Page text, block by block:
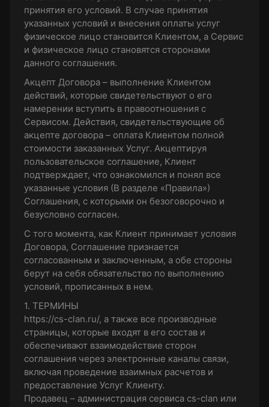
принятия его условий. В случае принятия
указанных условий и внесения оплаты услуг
физическое лицо становится Клиентом, а Сервис
и физическое лицо становятся сторонами
данного соглашения.
Акцепт Договора – выполнение Клиентом
действий, которые свидетельствуют о его
намерении вступить в правоотношения с
Сервисом. Действия, свидетельствующие об
акцепте договора – оплата Клиентом полной
стоимости заказанных Услуг. Акцептируя
пользовательское соглашение, Клиент
подтверждает, что ознакомился и понял все
указанные условия (В разделе «Правила»)
Соглашения, с которыми он безоговорочно и
безусловно согласен.
С того момента, как Клиент принимает условия
Договора, Соглашение признается
согласованным и заключенным, а обе стороны
берут на себя обязательство по выполнению
условий, прописанных в нем.
1. ТЕРМИНЫ
https://cs-clan.ru/, а также все производные
страницы, которые входят в его состав и
обеспечивают взаимодействие сторон
соглашения через электронные каналы связи,
включая проведение взаимных расчетов и
предоставление Услуг Клиенту.
Продавец – администрация сервиса cs-clan или